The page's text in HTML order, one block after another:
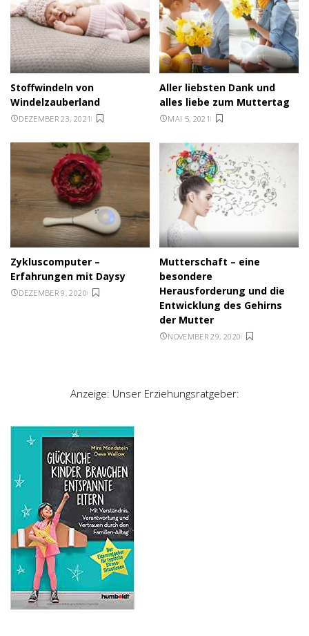
Stoffwindeln von
Windelzauberland
DEZEMBER 23, 2021
Aller liebsten Dank und
alles liebe zum Muttertag
MAI 5, 2021
Zykluscomputer –
Erfahrungen mit Daysy
DEZEMBER 9, 2020
Mutterschaft – eine
besondere
Herausforderung und die
Entwicklung des Gehirns
der Mutter
NOVEMBER 29, 2020
Anzeige: Unser Erziehungsratgeber: